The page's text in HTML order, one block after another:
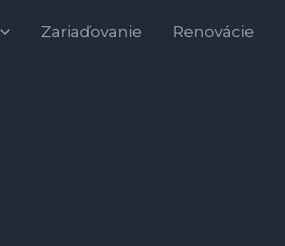
Zariaďovanie Renovácie